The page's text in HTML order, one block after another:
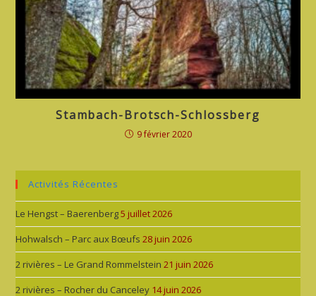
Stambach-Brotsch-Schlossberg
9 février 2020
Activités Récentes
Le Hengst – Baerenberg5 juillet 2026
Hohwalsch – Parc aux Bœufs 28 juin 2026
2 rivières – Le Grand Rommelstein 21 juin 2026
2 rivières – Rocher du Canceley 14 juin 2026